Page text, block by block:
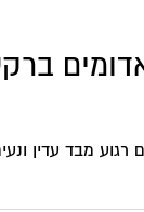
רגוע מבד עדין